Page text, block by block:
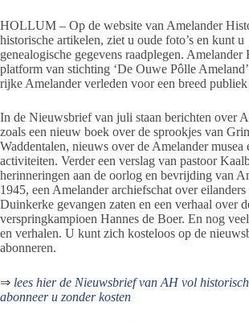
HOLLUM – Op de website van Amelander
historische artikelen, ziet u oude foto’s en kunt u
genealogische gegevens raadplegen. Amelander
platform van stichting ‘De Ouwe Pôlle
rijke Amelander verleden voor een breed
In de Nieuwsbrief van juli staan berichten over
zoals een nieuw boek over de sprookjes van
Waddentalen, nieuws over de Amelander musea
activiteiten. Verder een verslag van pastoor
herinneringen aan de oorlog en bevrijding van
1945, een Amelander archiefschat over eilanders
Duinkerke gevangen zaten en een verhaal over
verspringkampioen Hannes de Boer. En nog
en verhalen. U kunt zich kosteloos op de
abonneren.
⇒ lees hier de Nieuwsbrief van AH vol
abonneer u zonder kosten